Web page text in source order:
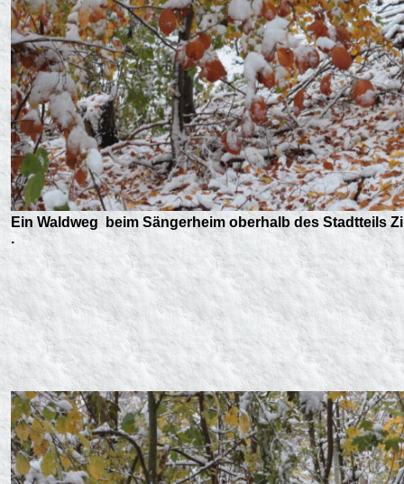
Ein Waldweg beim Sängerheim oberhalb des Stadtteils
.